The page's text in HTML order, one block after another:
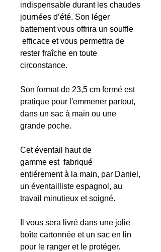
indispensable durant les chaudes
journées d’été. Son léger
battement vous offrira un souffle
efficace et vous permettra de
rester fraîche en toute
circonstance.
Son format de 23,5 cm fermé est
pratique pour l'emmener partout,
dans un sac à main ou une
grande poche.
Cet éventail haut de
gamme est fabriqué
entiérement à la main, par Daniel,
un éventailliste espagnol, au
travail minutieux et soigné.
Il vous sera livré dans une jolie
boîte cartonnée et un sac en lin
pour le ranger et le protéger.